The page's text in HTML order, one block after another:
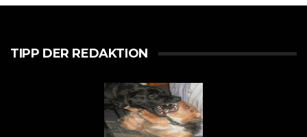
TIPP DER REDAKTION